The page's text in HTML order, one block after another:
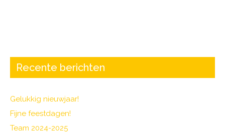
b
o
k
Recente berichten
Gelukkig nieuwjaar!
Fijne feestdagen!
Team 2024-2025